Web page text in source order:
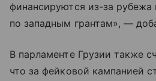
финансируются из-за рубежа
по западным грантам», —
В парламенте Грузии также
что за фейковой кампанией